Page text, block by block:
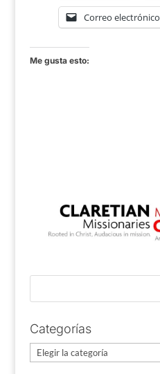
Correo electrónico
Me gusta esto:
Categorías
Categorías